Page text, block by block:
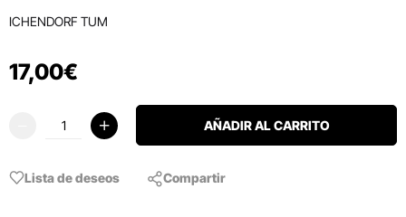
ICHENDORF TUM
17,00€
AÑADIR AL CARRITO
Lista de deseos Compartir